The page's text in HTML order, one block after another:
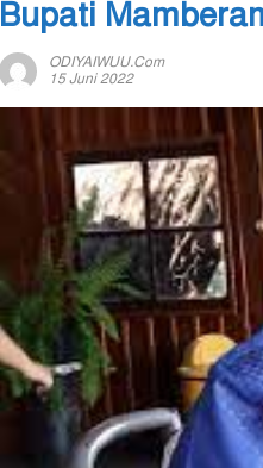
Bupati
ODIYAIWUU.com
15 Juni 2022